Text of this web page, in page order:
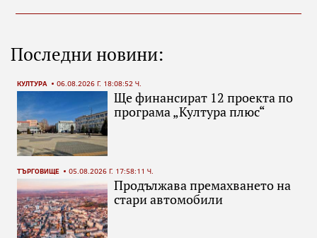
Последни новини:
КУЛТУРА 06.08.2026 Г. 18:08:52 Ч.
Ще финансират 12 проекта по
програма „Култура плюс“
ТЪРГОВИЩЕ 05.08.2026 Г. 17:58:11 Ч.
Продължава премахването на
стари автомобили